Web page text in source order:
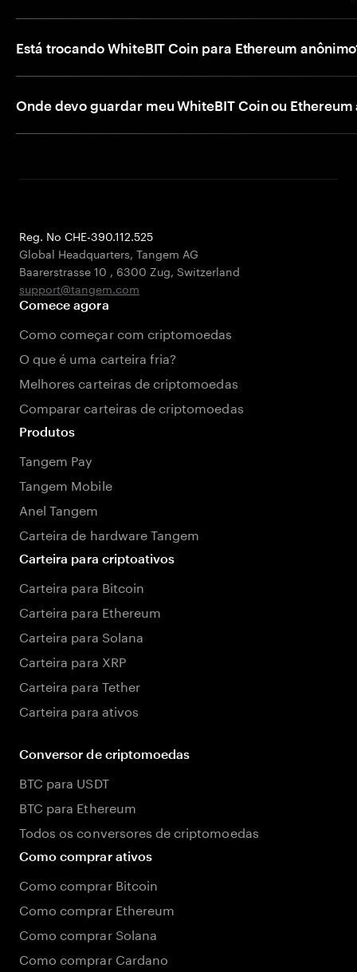
Está trocando WhiteBIT Coin para Ethereum
Onde devo guardar meu WhiteBIT Coin ou Ethereum
Reg. No CHE-390.112.525
Global Headquarters, Tangem AG
Baarerstrasse 10 , 6300 Zug, Switzerland
support@tangem.com
Comece agora
Como começar com criptomoedas
O que é uma carteira fria?
Melhores carteiras de criptomoedas
Comparar carteiras de criptomoedas
Produtos
Tangem Pay
Tangem Mobile
Anel Tangem
Carteira de hardware Tangem
Carteira para criptoativos
Carteira para Bitcoin
Carteira para Ethereum
Carteira para Solana
Carteira para XRP
Carteira para Tether
Carteira para ativos
Conversor de criptomoedas
BTC para USDT
BTC para Ethereum
Todos os conversores de criptomoedas
Como comprar ativos
Como comprar Bitcoin
Como comprar Ethereum
Como comprar Solana
Como comprar Cardano